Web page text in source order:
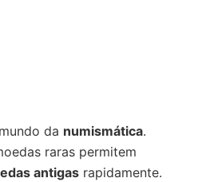
da numismática.
raras permitem
antigas rapidamente.